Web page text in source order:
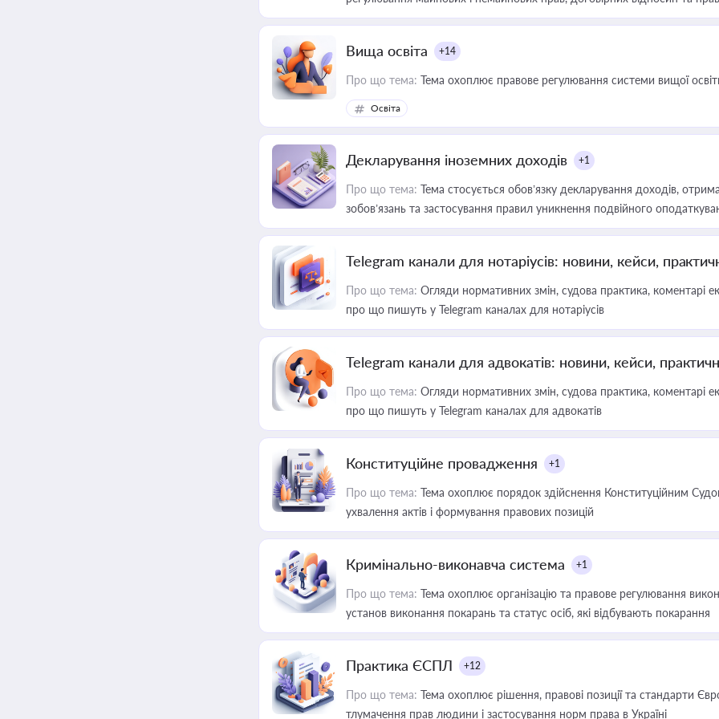
Вища освіта +14
Про що тема: Тема охоплює правове регулювання системи вищої освіти,
Освіта
Декларування іноземних доходів +1
Про що тема: Тема стосується обов’язку декларування доходів,
зобов’язань та застосування правил уникнення подвійного
Telegram канали для нотаріусів: новини, кейси,
Про що тема: Огляди нормативних змін, судова практика, коментарі
про що пишуть у Telegram каналах для нотаріусів
Telegram канали для адвокатів: новини, кейси,
Про що тема: Огляди нормативних змін, судова практика, коментарі
про що пишуть у Telegram каналах для адвокатів
Конституційне провадження +1
Про що тема: Тема охоплює порядок здійснення Конституційним
ухвалення актів і формування правових позицій
Кримінально-виконавча система +1
Про що тема: Тема охоплює організацію та правове регулювання
установ виконання покарань та статус осіб, які відбувають покарання
Практика ЄСПЛ +12
Про що тема: Тема охоплює рішення, правові позиції та стандарти
тлумачення прав людини і застосування норм права в Україні